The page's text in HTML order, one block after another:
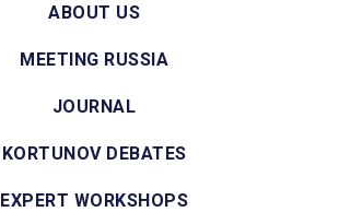
ABOUT US
MEETING RUSSIA
JOURNAL
KORTUNOV DEBATES
EXPERT WORKSHOPS